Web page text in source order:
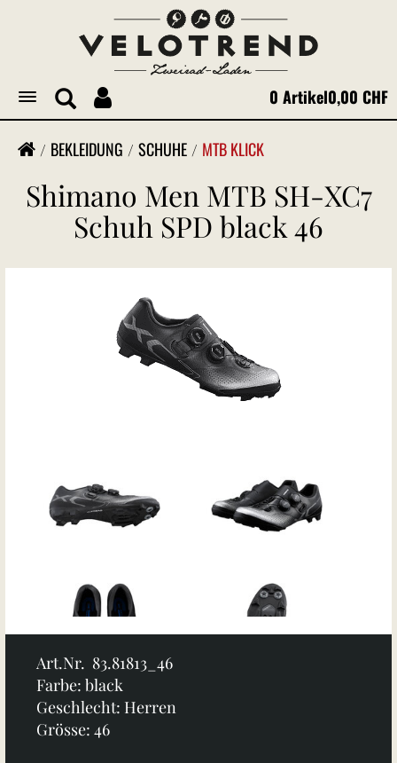
Toggle
navigation
0 Artikel0,00 CHF
BEKLEIDUNG SCHUHE MTB KLICK
Shimano Men MTB SH-XC7
Schuh SPD black 46
Art.Nr. 83.81813_46
Farbe: black
Geschlecht: Herren
Grösse: 46